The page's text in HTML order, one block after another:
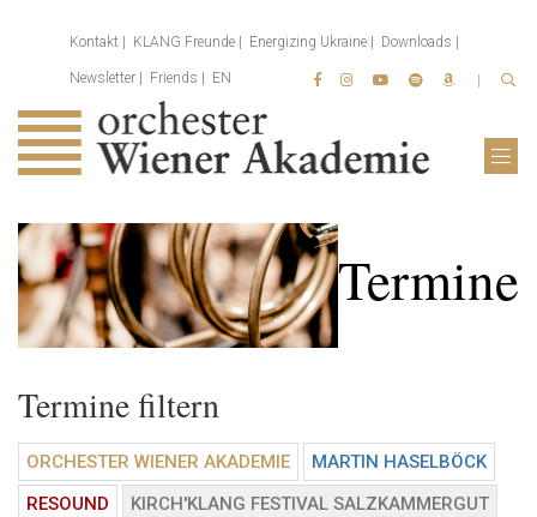
Kontakt KLANG Freunde Energizing Ukraine Downloads
Newsletter Friends EN
Termine
Termine filtern
ORCHESTER WIENER AKADEMIE
MARTIN HASELBÖCK
RESOUND
KIRCH'KLANG FESTIVAL SALZKAMMERGUT